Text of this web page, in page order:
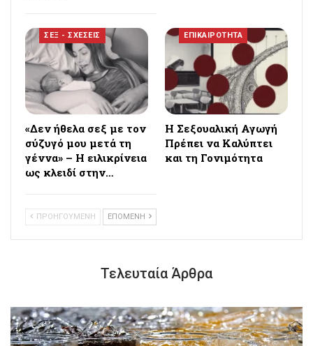
ΣΕΞ - ΣΧΕΣΕΙΣ
«Δεν ήθελα σεξ με τον
σύζυγό μου μετά τη
γέννα» – Η ειλικρίνεια
ως κλειδί στην…
ΕΠΙΚΑΙΡΟΤΗΤΑ
Η Σεξουαλική Αγωγή
Πρέπει να Καλύπτει
και τη Γονιμότητα
ΠΡΟΗΓΟΥΜΕΝΗ ΕΠΟΜΕΝΗ
Τελευταία Άρθρα